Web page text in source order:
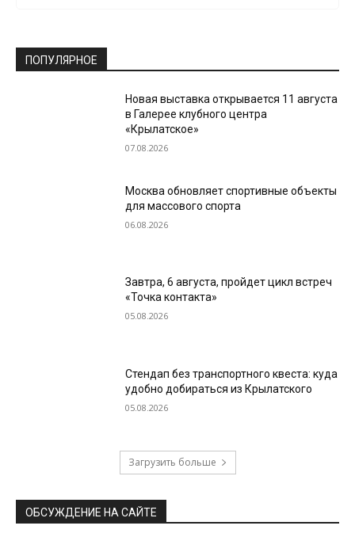
ПОПУЛЯРНОЕ
Новая выставка открывается 11 августа
в Галерее клубного центра
«Крылатское»
07.08.2026
Москва обновляет спортивные объекты
для массового спорта
06.08.2026
Завтра, 6 августа, пройдет цикл встреч
«Точка контакта»
05.08.2026
Стендап без транспортного квеста: куда
удобно добираться из Крылатского
05.08.2026
Загрузить больше
ОБСУЖДЕНИЕ НА САЙТЕ